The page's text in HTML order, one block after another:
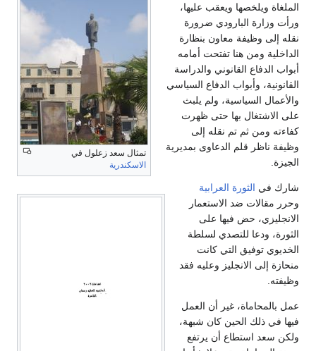
تمثال سعد زعلول في
الاسكندرية
الملغاة ويلخصها ويعقب عليها،
ورأت وزارة البارودي ضرورة
نقله إلى وظيفة معاون بنظارة
الداخلية ومن هنا تفتحت أمامه
أبواب الدفاع القانوني والدراسة
القانونية، وأبواب الدفاع السياسي
والأعمال السياسية، ولم يلبث
على الاشتغال بها حتى ظهرت
كفاءته ومن ثم تم نقله إلى
وظيفة ناظر قلم الدعاوى بمديرية
الجيزة.
شارك في الثورة العرابية
وحرر مقالات ضد الاستعمار
الانجليزي، حض فيها على
الثورة، ودعا للتصدي لسلطة
الخديوي توفيق التي كانت
منحازة إلى الانجليز وعليه فقد
وظيفته.
عمل بالمحاماة، غير أن العمل
فيها في ذلك الحين كان شبهة،
ولكن سعد استطاع أن يرتفع